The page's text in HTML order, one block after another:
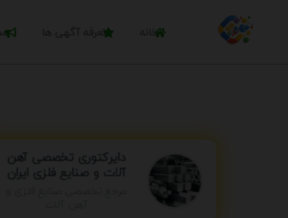
خانه تعرفه آگهی ها
دایرکتوری تخصصی آهن
آلات و صنایع فلزی ایران